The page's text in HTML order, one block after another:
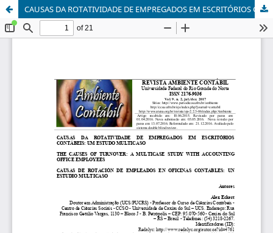
CAUSAS DA ROTATIVIDADE DE EMPREGADOS EM ESCRITÓRIOS CONTÁBEIS: UM ESTUDO MULTICASO